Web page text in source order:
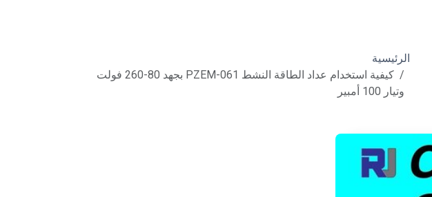
الرئيسية
كيفية استخدام عداد الطاقة النشط PZEM-061 بجهد 80-260 فولت
وتيار 100 أمبير